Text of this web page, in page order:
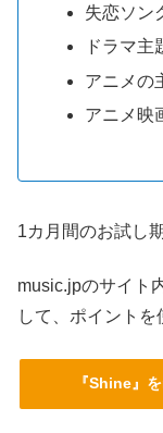
失恋ソン
ドラマ主
アニメの
アニメ映
1カ月間のお試し
music.jpのサイト
して、ポイントを
『Shine』